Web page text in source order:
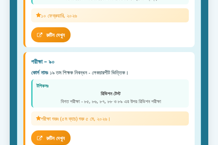
১০ ফেব্রুয়ারি, ২০২৬
রুটিন দেখুন
পরীক্ষা – ৯০
কোর্স নামঃ ১৯ তম শিক্ষক নিবন্ধন - লেকচারশীট ভিত্তিক।
টপিকসঃ
রিভিশন টেস্ট
বিগত পরীক্ষা - ৮৫, ৮৬, ৮৭, ৮৮ ও ৮৯ এর উপর রিভিশন পরীক্ষা
পরীক্ষা শুরুঃ (৫ম ব্যাচ) শুরু ৫ মে, ২০২৬।
রুটিন দেখুন